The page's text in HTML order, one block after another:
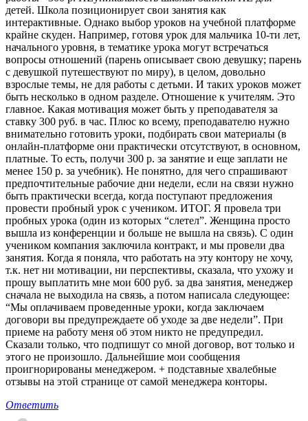
детей. Школа позиционирует свои занятия как
интерактивные. Однако выбор уроков на учебной платформе
крайне скуден. Например, готовя урок для мальчика 10-ти лет,
начального уровня, в тематике урока могут встречаться
вопросы отношений (парень описывает свою девушку; парень
с девушкой путешествуют по миру), в целом, довольно
взрослые темы, не для работы с детьми. И таких уроков может
быть несколько в одном разделе. Отношение к учителям. Это
главное. Какая мотивация может быть у преподавателя за
ставку 300 руб. в час. Плюс ко всему, преподавателю нужно
внимательно готовить уроки, подбирать свои материалы (в
онлайн-платформе они практически отсутствуют, в основном,
платные. То есть, получи 300 р. за занятие и еще заплати не
менее 150 р. за учебник). Не понятно, для чего спрашивают
предпочтительные рабочие дни недели, если на связи нужно
быть практически всегда, когда поступают предложения
провести пробный урок с учеником. ИТОГ. Я провела три
пробных урока (один из которых “слетел”. Женщина просто
вышла из конференции и больше не вышла на связь). С один
учеником компания заключила контракт, и мы провели два
занятия. Когда я поняла, что работать на эту контору не хочу,
т.к. нет ни мотивации, ни перспективы, сказала, что ухожу и
прошу выплатить мне мои 600 руб. за два занятия, менеджер
сначала не выходила на связь, а потом написала следующее:
“Мы оплачиваем проведенные уроки, когда заключаем
договори вы предупреждаете об уходе за две недели”. При
приеме на работу меня об этом никто не предупредил.
Сказали только, что подпишут со мной договор, вот только и
этого не произошло. Дальнейшие мои сообщения
проигнорированы менеджером. + подставные хвалебные
отзывы на этой странице от самой менеджера конторы.
Ответить